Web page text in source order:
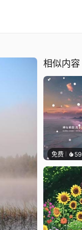
相似内容
免费